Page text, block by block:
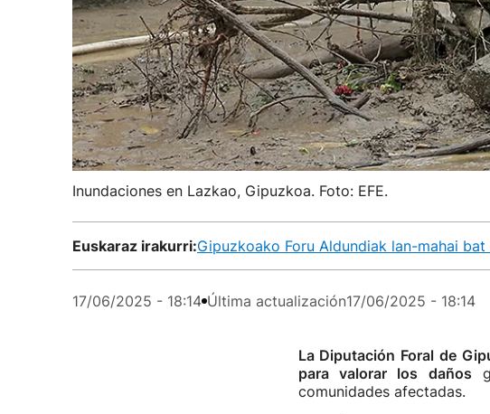
Inundaciones en Lazkao, Gipuzkoa. Foto: EFE.
Euskaraz irakurri:Gipuzkoako Foru Aldundiak lan-mahai
17/06/2025 - 18:14 Última actualización17/06/2025 - 18:14
La Diputación Foral de
para valorar los daños
comunidades afectadas.